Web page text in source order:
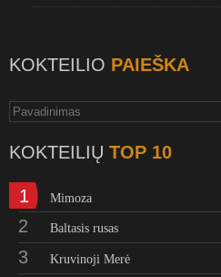
KOKTEILIO PAIEŠKA
KOKTEILIŲ TOP 10
1 Mimoza
2 Baltasis rusas
3 Kruvinoji Merė